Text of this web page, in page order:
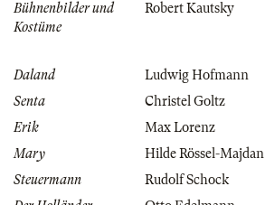
Bühnenbilder und
Kostüme
Robert Kautsky
Daland
Ludwig Hofmann
Senta
Christel Goltz
Erik
Max Lorenz
Mary
Hilde Rössel-Majdan
Steuermann
Rudolf Schock